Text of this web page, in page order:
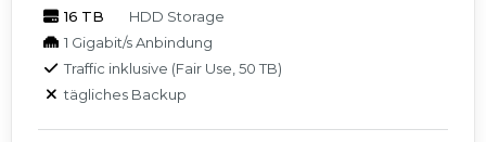
16 TB
HDD Storage
1 Gigabit/s Anbindung
Traffic inklusive (Fair Use, 50 TB)
tägliches Backup